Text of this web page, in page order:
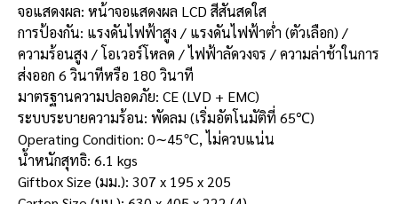
จอแสดงผล: หน้าจอแสดงผล LCD สีสันสดใส
การป้องกัน: แรงดันไฟฟ้าสูง / แรงดันไฟฟ้าต่ำ (ตัวเลือก) /
ความร้อนสูง / โอเวอร์โหลด / ไฟฟ้าลัดวงจร / ความล่าช้าในการ
ส่งออก 6 วินาทีหรือ 180 วินาที
มาตรฐานความปลอดภัย: CE (LVD + EMC)
ระบบระบายความร้อน: พัดลม (เริ่มอัตโนมัติที่ 65℃)
Operating Condition: 0∼45℃, ไม่ควบแน่น
น้ำหนักสุทธิ: 6.1 kgs
Giftbox Size (มม.): 307 x 195 x 205